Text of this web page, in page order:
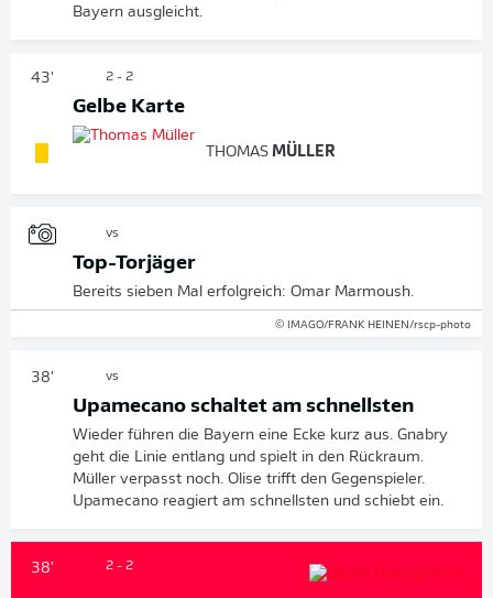
Bayern ausgleicht.
43' 2 - 2
Gelbe Karte
THOMAS MÜLLER
vs
Top-Torjäger
Bereits sieben Mal erfolgreich: Omar Marmoush.
© IMAGO/FRANK HEINEN/rscp-photo
38' vs
Upamecano schaltet am schnellsten
Wieder führen die Bayern eine Ecke kurz aus. Gnabry
geht die Linie entlang und spielt in den Rückraum.
Müller verpasst noch. Olise trifft den Gegenspieler.
Upamecano reagiert am schnellsten und schiebt ein.
38' 2 - 2